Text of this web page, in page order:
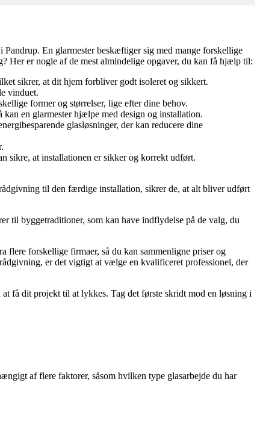
Pandrup. En glarmester beskæftiger sig med mange forskellige
Her er nogle af de mest almindelige opgaver, du kan få hjælp til:
sikrer, at dit hjem forbliver godt isoleret og sikkert.
vinduet.
former og størrelser, lige efter dine behov.
en glarmester hjælpe med design og installation.
glasløsninger, der kan reducere dine
sikre, at installationen er sikker og korrekt udført.
til den færdige installation, sikrer de, at alt bliver udført
til byggetraditioner, som kan have indflydelse på de valg, du
flere forskellige firmaer, så du kan sammenligne priser og
er det vigtigt at vælge en kvalificeret professionel, der
få dit projekt til at lykkes. Tag det første skridt mod en løsning i
af flere faktorer, såsom hvilken type glasarbejde du har